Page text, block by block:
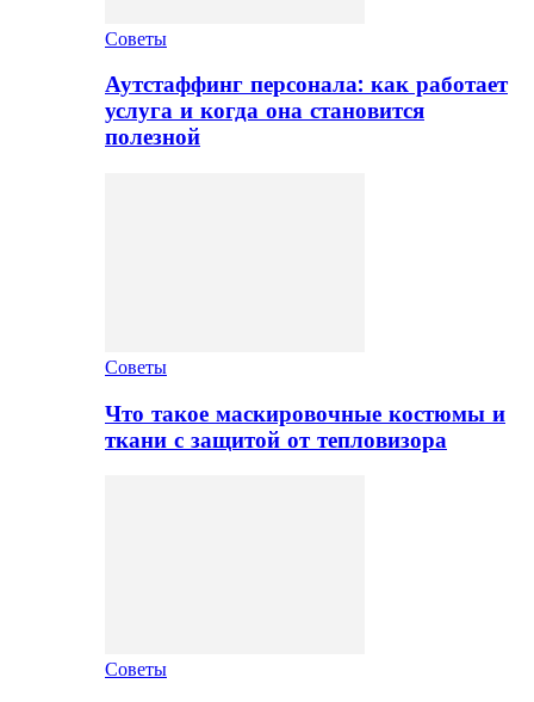
Советы
Аутстаффинг персонала: как работает
услуга и когда она становится
полезной
Советы
Что такое маскировочные костюмы и
ткани с защитой от тепловизора
Советы